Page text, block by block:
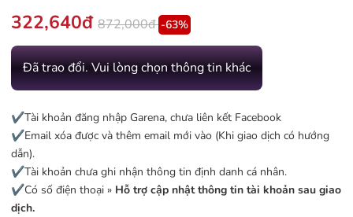
322,640đ 872,000đ -63%
Đã trao đổi. Vui lòng chọn thông tin khác
✔️Tài khoản đăng nhập Garena, chưa liên kết Facebook
✔️Email xóa được và thêm email mới vào (Khi giao dịch có hướng
dẫn).
✔️Tài khoản chưa ghi nhận thông tin định danh cá nhân.
✔️Có số điện thoại » Hỗ trợ cập nhật thông tin tài khoản sau giao
dịch.